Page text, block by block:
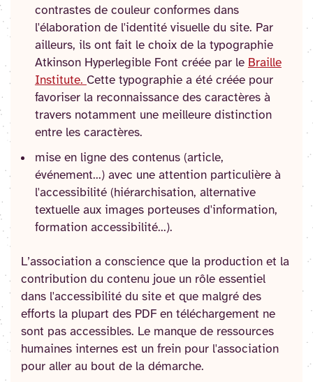
contrastes de couleur conformes dans
l'élaboration de l'identité visuelle du site. Par
ailleurs, ils ont fait le choix de la typographie
Atkinson Hyperlegible Font créée par le Braille
Institute. Cette typographie a été créée pour
favoriser la reconnaissance des caractères à
travers notamment une meilleure distinction
entre les caractères.
mise en ligne des contenus (article,
événement...) avec une attention particulière à
l'accessibilité (hiérarchisation, alternative
textuelle aux images porteuses d'information,
formation accessibilité...).
L’association a conscience que la production et la
contribution du contenu joue un rôle essentiel
dans l'accessibilité du site et que malgré des
efforts la plupart des PDF en téléchargement ne
sont pas accessibles. Le manque de ressources
humaines internes est un frein pour l'association
pour aller au bout de la démarche.